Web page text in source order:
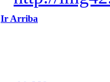
Ir Arriba